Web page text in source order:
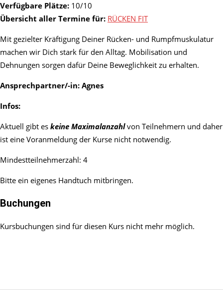
Verfügbare Plätze: 10/10
Übersicht aller Termine für: RÜCKEN FIT
Mit gezielter Kräftigung Deiner Rücken- und Rumpfmuskulatur
machen wir Dich stark für den Alltag. Mobilisation und
Dehnungen sorgen dafür Deine Beweglichkeit zu erhalten.
Ansprechpartner/-in: Agnes
Infos:
Aktuell gibt es keine Maximalanzahlvon Teilnehmern und daher
ist eine Voranmeldung der Kurse nicht notwendig.
Mindestteilnehmerzahl: 4
Bitte ein eigenes Handtuch mitbringen.
Buchungen
Kursbuchungen sind für diesen Kurs nicht mehr möglich.